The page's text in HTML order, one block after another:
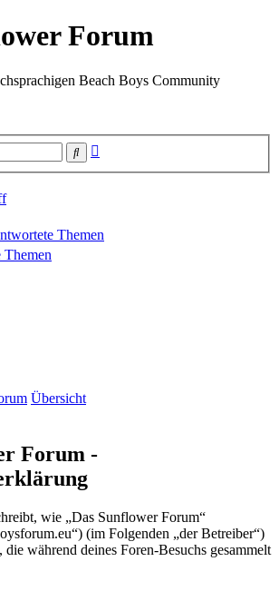
Forum
Beach Boys Community
Suche
Themen
Übersicht
Forum -
wie „Das Sunflower Forum“
(im Folgenden „der Betreiber“)
während deines Foren-Besuchs gesammelt